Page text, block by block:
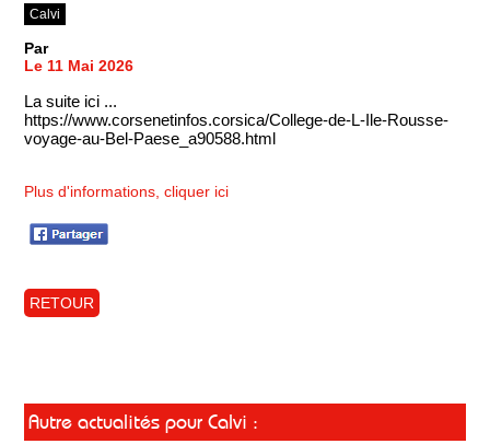
Calvi
Par
Le 11 Mai 2026
La suite ici ...
https://www.corsenetinfos.corsica/College-de-L-Ile-Rousse-
voyage-au-Bel-Paese_a90588.html
Plus d'informations, cliquer ici
RETOUR
Autre actualités pour Calvi :